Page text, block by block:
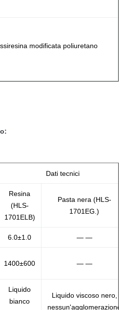
modificata poliuretano
Dati tecnici
Resina
(HLS-
1701ELB)
Pasta nera (HLS-
1701EG.)
6.0±1.0 — —
1400±600 — —
Liquido
bianco
Liquido viscoso nero,
nessun'agglomerazione